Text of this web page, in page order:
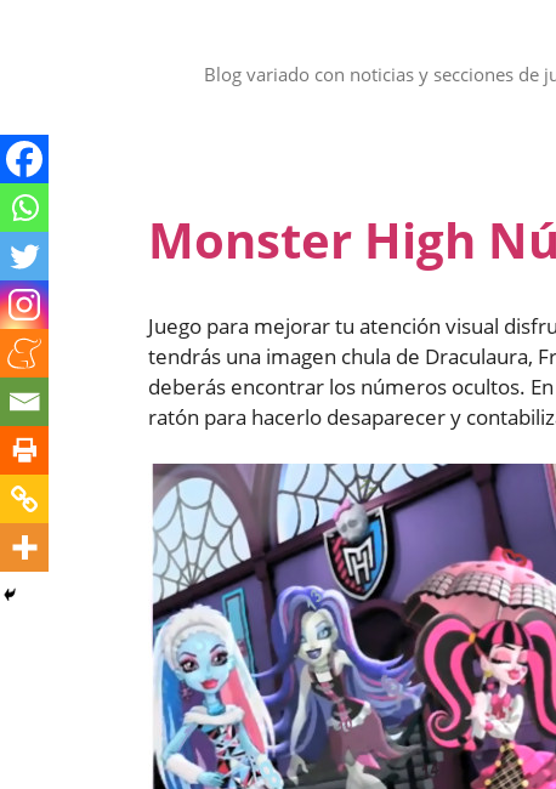
Blog variado con noticias y secciones de
Monster High
Juego para mejorar tu atención visual
tendrás una imagen chula de Draculaura,
deberás encontrar los números ocultos.
ratón para hacerlo desaparecer y